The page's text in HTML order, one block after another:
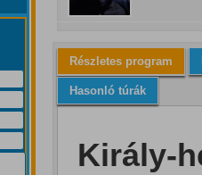
Részletes program
Hasonló túrák
Király-